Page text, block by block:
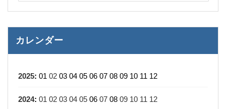
カレンダー
2025: 01 02 03 04 05 06 07 08 09 10 11 12
2024: 01 02 03 04 05 06 07 08 09 10 11 12